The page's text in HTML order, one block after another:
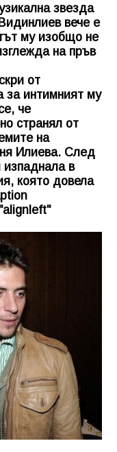
звезда
вече е
му изобщо не
на пръв
от
за интимният му
че
странял от
на
Илиева. След
изпаднала в
която довела